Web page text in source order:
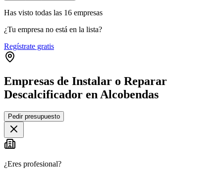
Has visto todas las 16 empresas
¿Tu empresa no está en la lista?
Regístrate gratis
Empresas de Instalar o Reparar
Descalcificador en Alcobendas
+
−
Pedir presupuesto
¿Eres profesional?